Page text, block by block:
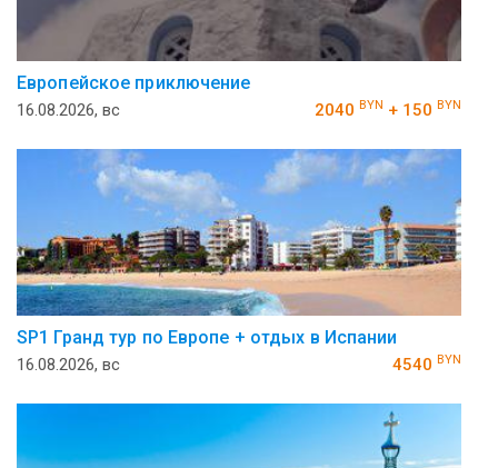
Европейское приключение
16.08.2026, вс 2040 BYN + 150 BYN
SP1 Гранд тур по Европе + отдых в Испании
16.08.2026, вс 4540 BYN